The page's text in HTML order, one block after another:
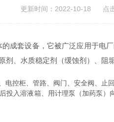
更新时间：2022-10-18 点
套设备，它被广泛应用于电
、水质稳定剂（缓蚀剂）、阻垢
柜、管路、阀门、安全阀、止回
入溶液箱、用计理泵（加药泵）